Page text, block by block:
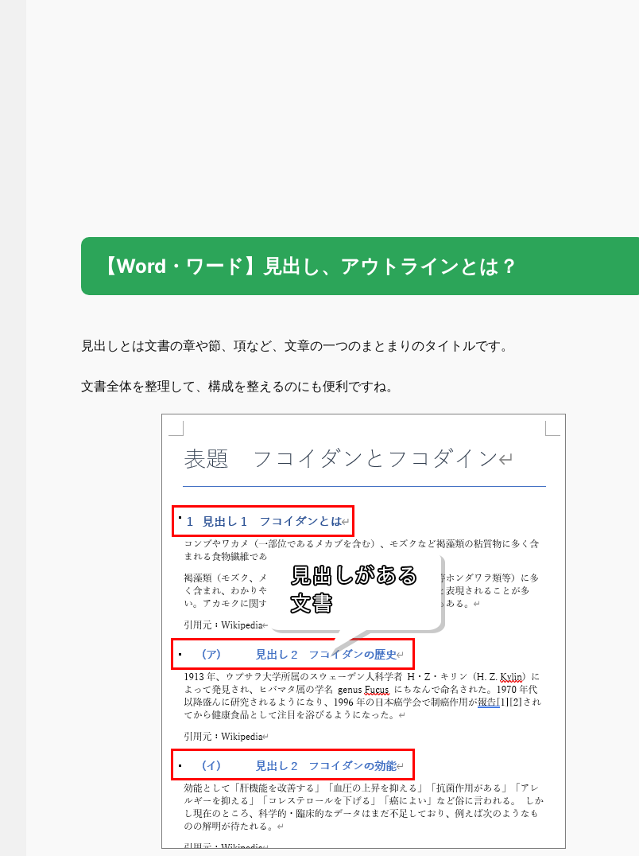
【Word・ワード】見出し、アウトラインとは？
見出しとは文書の章や節、項など、文章の一つのまとまりのタイトルです。
文書全体を整理して、構成を整えるのにも便利ですね。